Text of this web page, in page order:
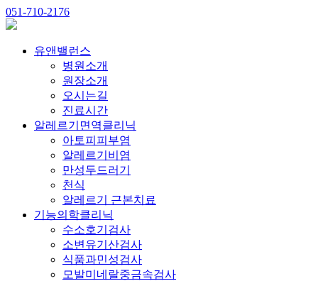
051-710-2176
유앤밸런스
병원소개
원장소개
오시는길
진료시간
알레르기면역클리닉
아토피피부염
알레르기비염
만성두드러기
천식
알레르기 근본치료
기능의학클리닉
수소호기검사
소변유기산검사
식품과민성검사
모발미네랄중금속검사